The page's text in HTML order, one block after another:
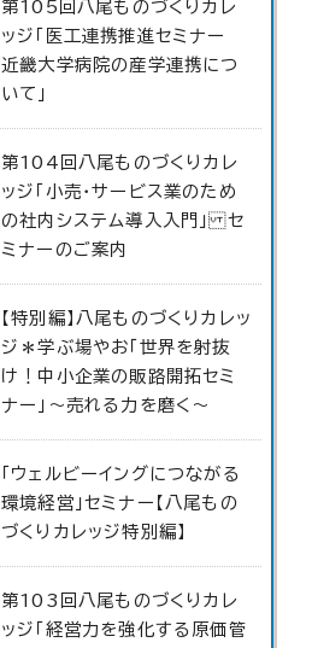
第105回八尾ものづくりカレ
ッジ「医工連携推進セミナー
近畿大学病院の産学連携につ
いて」
第104回八尾ものづくりカレ
ッジ「小売・サービス業のため
の社内システム導入入門」 セ
ミナーのご案内
【特別編】八尾ものづくりカレッ
ジ＊学ぶ場やお「世界を射抜
け！中小企業の販路開拓セミ
ナー」〜売れる力を磨く〜
「ウェルビーイングにつながる
環境経営」セミナー【八尾もの
づくりカレッジ特別編】
第103回八尾ものづくりカレ
ッジ「経営力を強化する原価管